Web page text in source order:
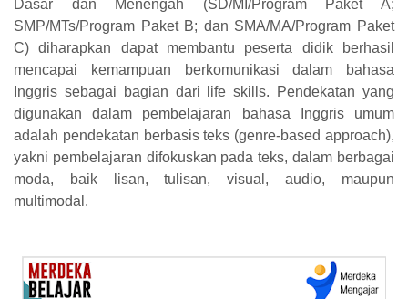
Dasar dan Menengah (SD/MI/Program Paket A;
SMP/MTs/Program Paket B; dan SMA/MA/Program Paket
C) diharapkan dapat membantu peserta didik berhasil
mencapai kemampuan berkomunikasi dalam bahasa
Inggris sebagai bagian dari life skills. Pendekatan yang
digunakan dalam pembelajaran bahasa Inggris umum
adalah pendekatan berbasis teks (genre-based approach),
yakni pembelajaran difokuskan pada teks, dalam berbagai
moda, baik lisan, tulisan, visual, audio, maupun
multimodal.